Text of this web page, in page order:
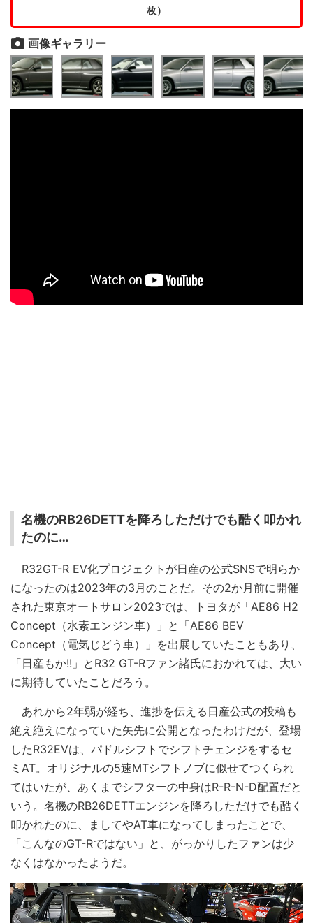
枚）
画像ギャラリー
名機のRB26DETTを降ろしただけでも酷く叩かれ
たのに…
R32GT-R EV化プロジェクトが日産の公式SNSで明らか
になったのは2023年の3月のことだ。その2か月前に開催
された東京オートサロン2023では、トヨタが「AE86 H2
Concept（水素エンジン車）」と「AE86 BEV
Concept（電気じどう車）」を出展していたこともあり、
「日産もか!!」とR32 GT-Rファン諸氏におかれては、大い
に期待していたことだろう。
あれから2年弱が経ち、進捗を伝える日産公式の投稿も
絶え絶えになっていた矢先に公開となったわけだが、登場
したR32EVは、パドルシフトでシフトチェンジをするセ
ミAT。オリジナルの5速MTシフトノブに似せてつくられ
てはいたが、あくまでシフターの中身はR-R-N-D配置だと
いう。名機のRB26DETTエンジンを降ろしただけでも酷く
叩かれたのに、ましてやAT車になってしまったことで、
「こんなのGT-Rではない」と、がっかりしたファンは少
なくはなかったようだ。